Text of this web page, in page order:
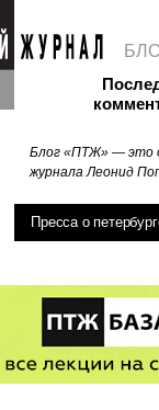
Блог «ПТЖ» — это
журнала Леонид
Пресса о